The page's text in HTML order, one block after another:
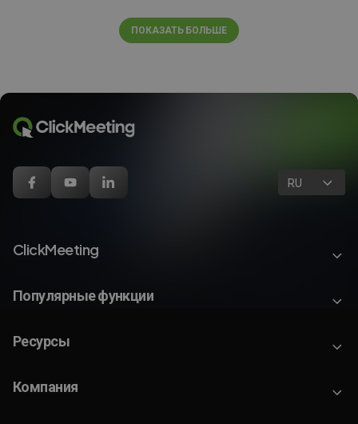
ПОКАЗАТЬ БОЛЬШЕ
RU
ClickMeeting
Популярные функции
Ресурсы
Компания